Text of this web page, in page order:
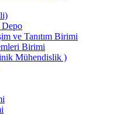
ve Tanıtım Birimi
Birimi
Mühendislik )